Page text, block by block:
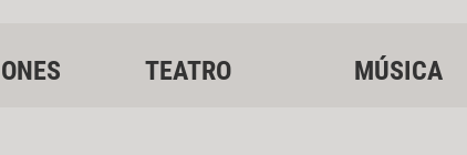
TEATRO MÚSICA